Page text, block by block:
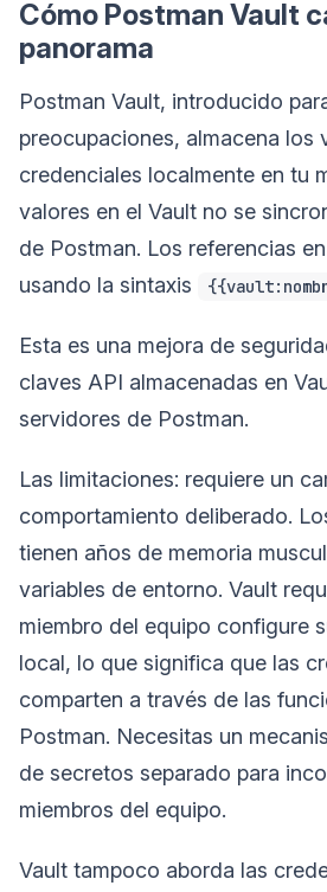
Cómo Postman Vault
panorama
Postman Vault, introducido
preocupaciones, almacena los
credenciales localmente en tu
valores en el Vault no se
de Postman. Los referencias
usando la sintaxis
Esta es una mejora de
claves API almacenadas en
servidores de Postman.
Las limitaciones: requiere un
comportamiento deliberado.
tienen años de memoria
variables de entorno. Vault
miembro del equipo configure
local, lo que significa que las
comparten a través de las
Postman. Necesitas un
de secretos separado para
miembros del equipo.
Vault tampoco aborda las